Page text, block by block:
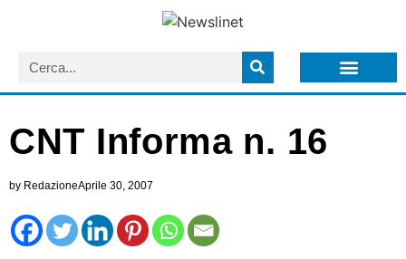
CNT Informa n. 16
by RedazioneAprile 30, 2007